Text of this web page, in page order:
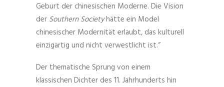
Geburt der chinesischen Moderne. Die Vision
der Southern Societyhätte ein Model
chinesischer Modernität erlaubt, das kulturell
einzigartig und nicht verwestlicht ist.“
Der thematische Sprung von einem
klassischen Dichter des 11. Jahrhunderts hin